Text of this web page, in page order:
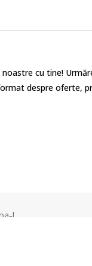
cu tine!
despre oferte,
l